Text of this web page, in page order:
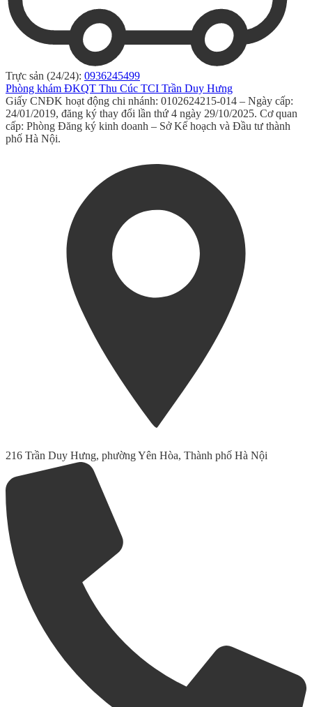
Trực sản (24/24): 0936245499
Phòng khám ĐKQT Thu Cúc TCI Trần Duy Hưng
Giấy CNĐK hoạt động chi nhánh: 0102624215-014 – Ngày cấp:
24/01/2019, đăng ký thay đổi lần thứ 4 ngày 29/10/2025. Cơ quan
cấp: Phòng Đăng ký kinh doanh – Sở Kế hoạch và Đầu tư thành
phố Hà Nội.
216 Trần Duy Hưng, phường Yên Hòa, Thành phố Hà Nội